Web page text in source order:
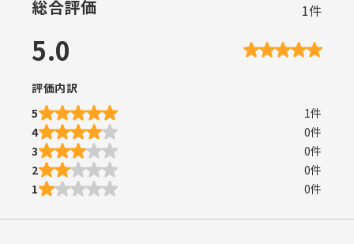
総合評価 1件
5.0
評価内訳
5
1件
4
0件
3
0件
2
0件
1
0件